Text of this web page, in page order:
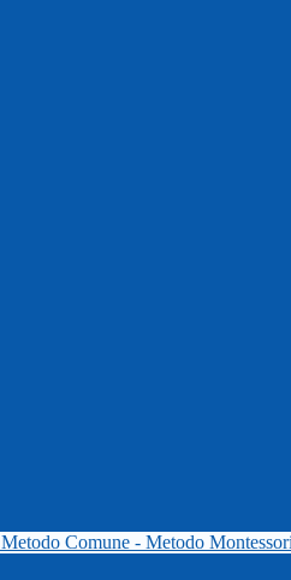
Metodo Comune - Metodo Montessori